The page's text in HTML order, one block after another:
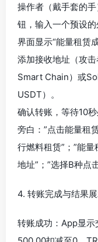
操作者（戴手套的
钮，输入一个预设
界面显示“能量租赁
添加接收地址（攻
Smart Chain）或
USDT）。
确认转账，等待10秒
旁白：”点击能量租
行燃料租赁”；”能量
地址”；”选择B种点
4. 转账完成与结果
转账成功：App显